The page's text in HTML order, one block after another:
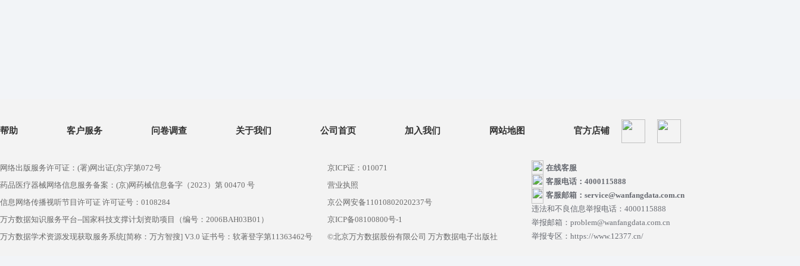
帮助 客户服务 问卷调查 关于我们 公司首页 加入我们 网站地图 官方店铺
网络出版服务许可证：(署)网出证(京)字第072号
药品医疗器械网络信息服务备案：(京)网药械信息备字（2023）第 00470 号
信息网络传播视听节目许可证 许可证号：0108284
万方数据知识服务平台--国家科技支撑计划资助项目（编号：2006BAH03B01）
万方数据学术资源发现获取服务系统[简称：万方智搜] V3.0 证书号：软著登字第11363462号
京ICP证：010071
营业执照
京公网安备11010802020237号
京ICP备08100800号-1
©北京万方数据股份有限公司 万方数据电子出版社
在线客服
客服电话：4000115888
客服邮箱：service@wanfangdata.com.cn
违法和不良信息举报电话：4000115888
举报邮箱：problem@wanfangdata.com.cn
举报专区：https://www.12377.cn/